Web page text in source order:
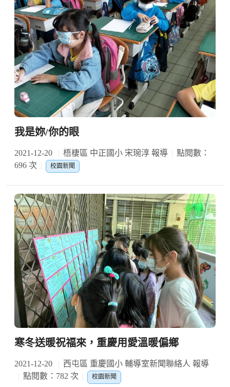
我是妳/你的眼
2021-12-20 梧棲區 中正國小 宋琬淳 報導
點閱數：
696 次
校園新聞
寒冬送暖祝福來，重慶用愛溫暖偏鄉
2021-12-20
西屯區 重慶國小 輔導室新聞聯絡人 報導
點閱數：782 次
校園新聞